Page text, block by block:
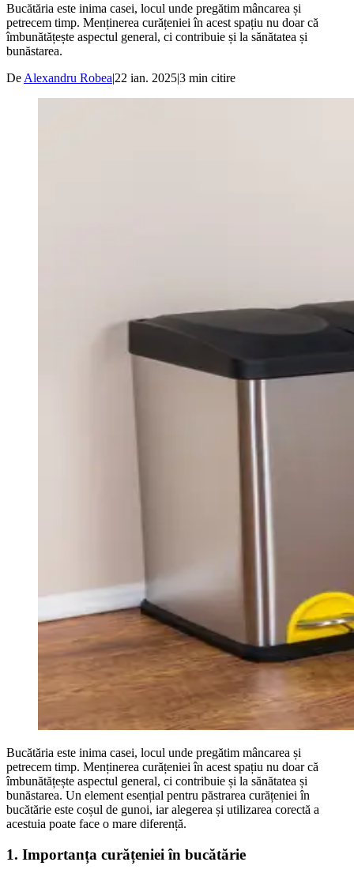
Bucătăria este inima casei, locul unde pregătim mâncarea și
petrecem timp. Menținerea curățeniei în acest spațiu nu doar că
îmbunătățește aspectul general, ci contribuie și la sănătatea și
bunăstarea.
De Alexandru Robea|22 ian. 2025|3 min citire
Bucătăria este inima casei, locul unde pregătim mâncarea și
petrecem timp. Menținerea curățeniei în acest spațiu nu doar că
îmbunătățește aspectul general, ci contribuie și la sănătatea și
bunăstarea. Un element esențial pentru păstrarea curățeniei în
bucătărie este coșul de gunoi, iar alegerea și utilizarea corectă a
acestuia poate face o mare diferență.
1. Importanța curățeniei în bucătărie